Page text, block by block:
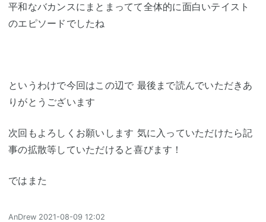
平和なバカンスにまとまってて全体的に面白いテイスト
のエピソードでしたね
というわけで今回はこの辺で 最後まで読んでいただきあ
りがとうございます
次回もよろしくお願いします 気に入っていただけたら記
事の拡散等していただけると喜びます！
ではまた
AnDrew 2021-08-09 12:02